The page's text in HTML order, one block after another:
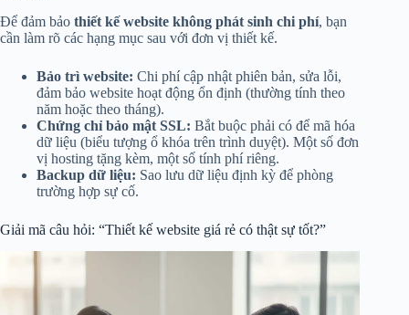
Để đảm bảo thiết kế website không phát sinh chi phí, bạn
cần làm rõ các hạng mục sau với đơn vị thiết kế.
Bảo trì website: Chi phí cập nhật phiên bản, sửa lỗi,
đảm bảo website hoạt động ổn định (thường tính theo
năm hoặc theo tháng).
Chứng chỉ bảo mật SSL: Bắt buộc phải có để mã hóa
dữ liệu (biểu tượng ổ khóa trên trình duyệt). Một số đơn
vị hosting tặng kèm, một số tính phí riêng.
Backup dữ liệu: Sao lưu dữ liệu định kỳ để phòng
trường hợp sự cố.
Giải mã câu hỏi: “Thiết kế website giá rẻ có thật sự tốt?”